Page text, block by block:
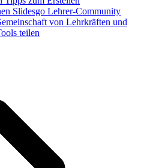
Slidesgo Lehrer-Community
von Lehrkräften und
teilen